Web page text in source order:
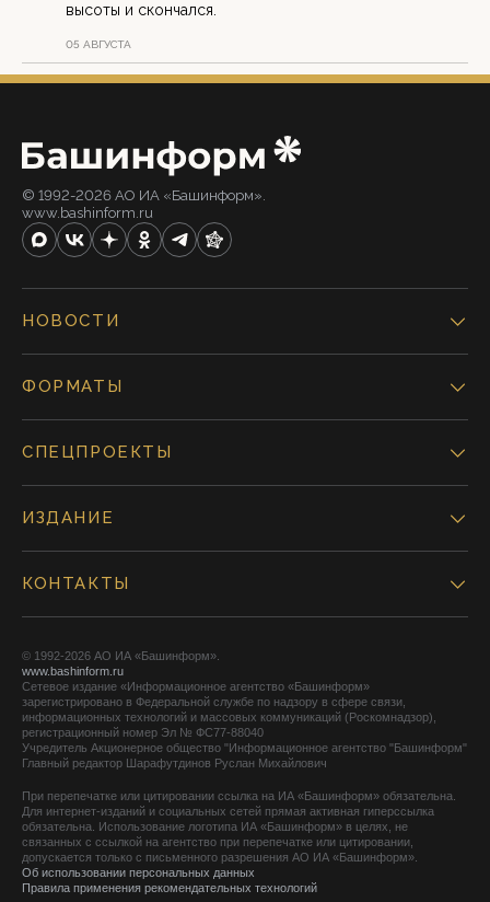
высоты и скончался.
05 АВГУСТА
© 1992-2026 АО ИА «Башинформ».
www.bashinform.ru
НОВОСТИ
ФОРМАТЫ
СПЕЦПРОЕКТЫ
ИЗДАНИЕ
КОНТАКТЫ
© 1992-2026 АО ИА «Башинформ».
www.bashinform.ru
Сетевое издание «Информационное агентство «Башинформ»
зарегистрировано в Федеральной службе по надзору в сфере связи,
информационных технологий и массовых коммуникаций (Роскомнадзор),
регистрационный номер Эл № ФС77-88040
Учредитель Акционерное общество "Информационное агентство "Башинформ"
Главный редактор Шарафутдинов Руслан Михайлович
При перепечатке или цитировании ссылка на ИА «Башинформ» обязательна.
Для интернет-изданий и социальных сетей прямая активная гиперссылка
обязательна. Использование логотипа ИА «Башинформ» в целях, не
связанных с ссылкой на агентство при перепечатке или цитировании,
допускается только с письменного разрешения АО ИА «Башинформ».
Об использовании персональных данных
Правила применения рекомендательных технологий